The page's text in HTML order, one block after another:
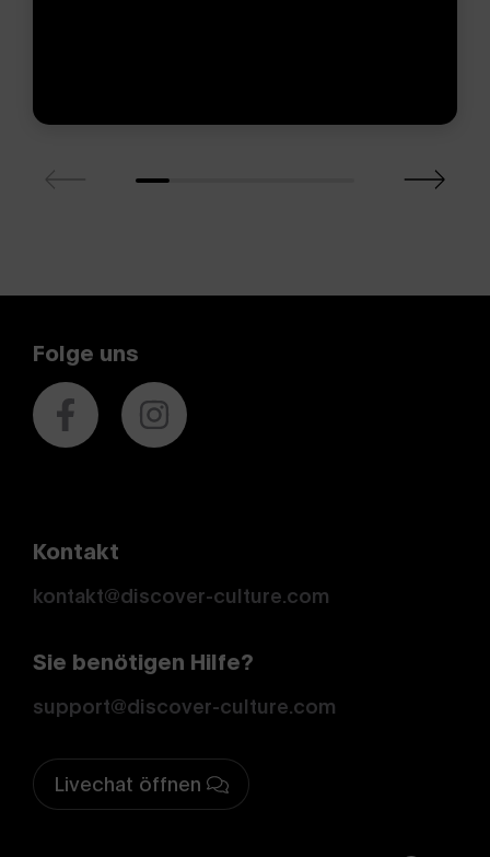
Folge uns
Kontakt
kontakt@discover-culture.com
Sie benötigen Hilfe?
support@discover-culture.com
Livechat öffnen